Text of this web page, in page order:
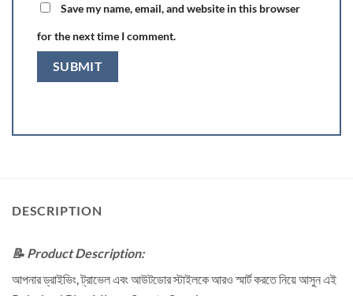
Save my name, email, and website in this browser
for the next time I comment.
DESCRIPTION
📝 Product Description:
আপনার ড্রাইভিং, ট্রাভেল এবং আউটডোর স্টাইলকে আরও স্মার্ট করতে নিয়ে আসুন এই